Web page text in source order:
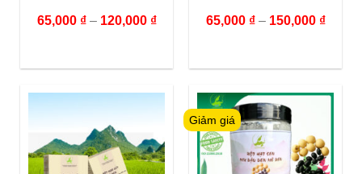
65,000 ₫– 120,000 ₫ 65,000 ₫– 150,000 ₫
Giảm giá